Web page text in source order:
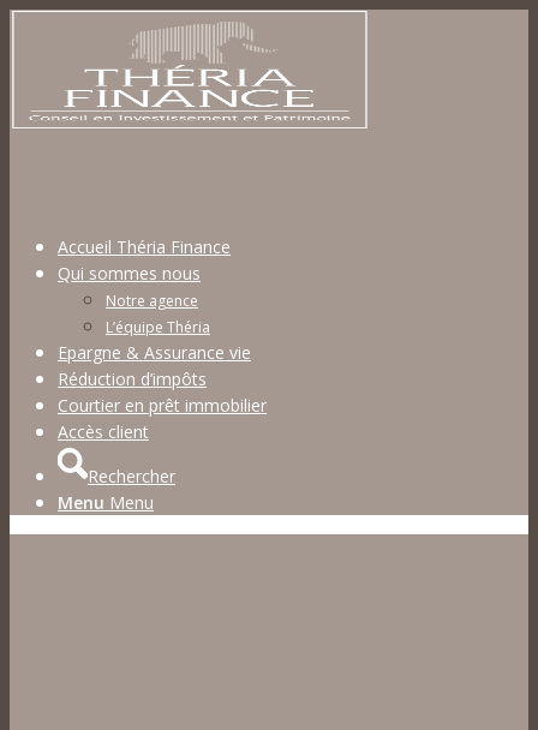
Accueil Théria Finance
Qui sommes nous
Notre agence
L’équipe Théria
Epargne & Assurance vie
Réduction d’impôts
Courtier en prêt immobilier
Accès client
Rechercher
Menu Menu